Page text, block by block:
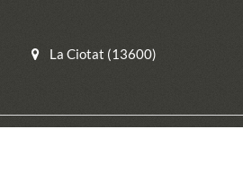
La Ciotat (13600)